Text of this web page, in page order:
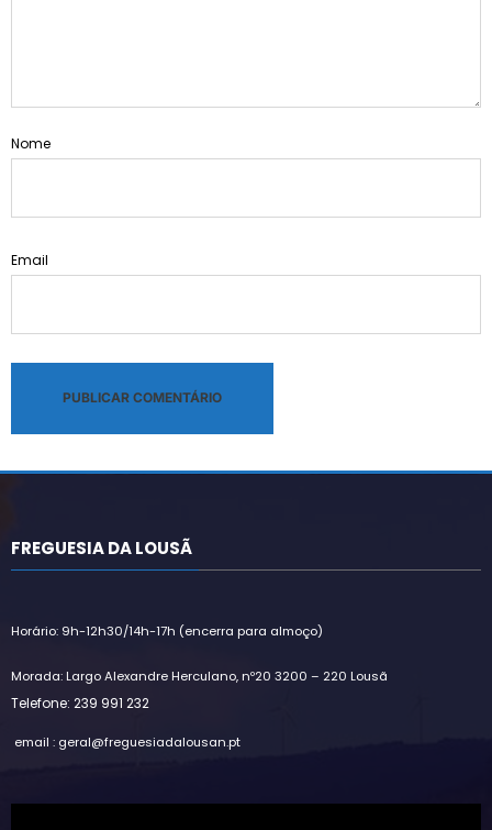
Nome
Email
FREGUESIA DA LOUSÃ
Horário: 9h-12h30/14h-17h (encerra para almoço)
Morada: Largo Alexandre Herculano, nº20 3200 – 220 Lousã
Telefone: 239 991 232
email : geral@freguesiadalousan.pt